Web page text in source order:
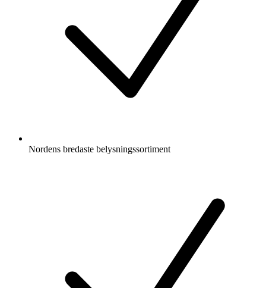
Nordens bredaste belysningssortiment